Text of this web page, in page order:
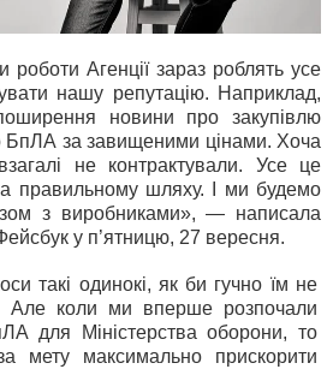
Агенції зараз роблять усе
нашу репутацію. Наприклад,
новини про закупівлю
БпЛА за завищеними цінами. Хоча
не контрактували. Усе це
правильному шляху. І ми будемо
з виробниками», — написала
у п’ятницю, 27 вересня.
такі одинокі, як би гучно їм не
Але коли ми вперше розпочали
для Міністерства оборони, то
мету максимально прискорити